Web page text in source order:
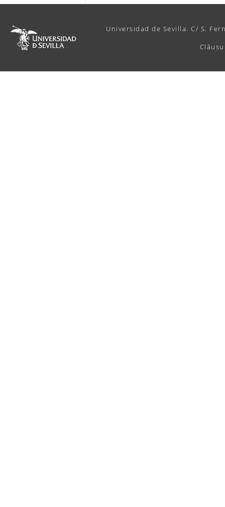
Universidad de Sevilla. C/ S.